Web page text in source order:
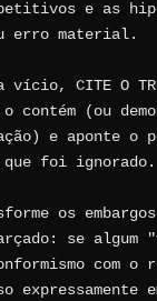
e as
erro material.
CITE O
contém (ou
e aponte o
que foi ignorado.
os
se algum
com o
expressamente